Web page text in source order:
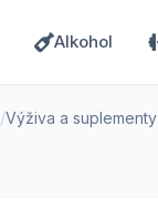
Alkohol
Výživa a suplementy